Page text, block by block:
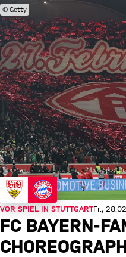
© Getty
VOR SPIEL IN STUTTGARTFr.,
FC BAYERN-